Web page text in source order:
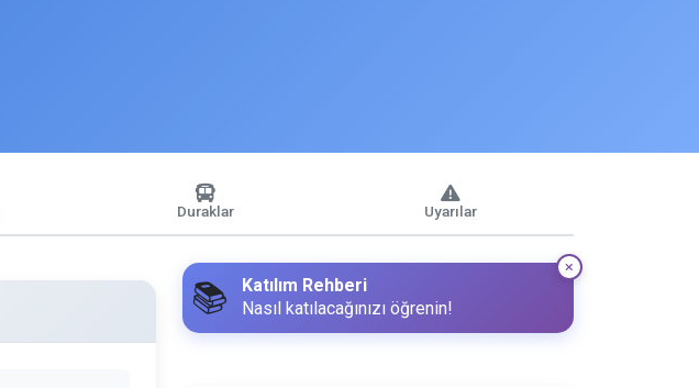
Duraklar Uyarılar
📚
Katılım Rehberi
Nasıl katılacağınızı öğrenin!